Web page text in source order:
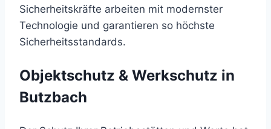
Sicherheitskräfte arbeiten mit modernster
Technologie und garantieren so höchste
Sicherheitsstandards.
Objektschutz & Werkschutz in
Butzbach